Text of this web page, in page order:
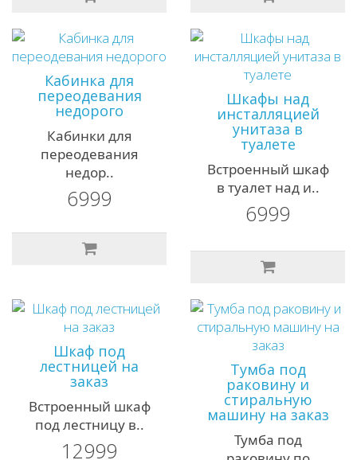
Кабинка для
переодевания
недорого
Кабинки для
переодевания
недор..
6999
Шкафы над
инсталляцией
унитаза в
туалете
Встроенный шкаф
в туалет над и..
6999
Шкаф под
лестницей на
заказ
Встроенный шкаф
под лестницу в..
12999
Тумба под
раковину и
стиральную
машину на заказ
Тумба под